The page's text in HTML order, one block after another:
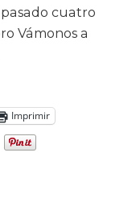
cuatro
Vámonos a
Imprimir